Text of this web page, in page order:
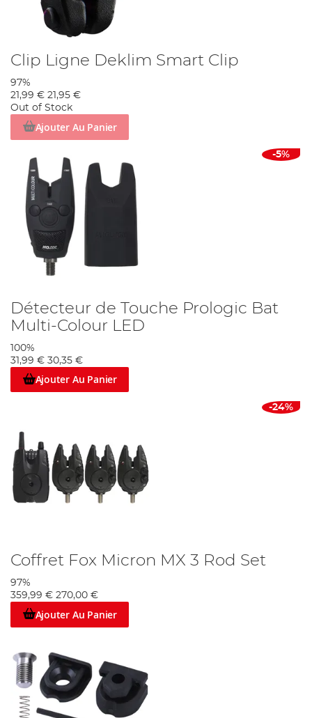
Clip Ligne Deklim Smart Clip
97%
21,99 € 21,95 €
Out of Stock
Ajouter Au Panier
-5%
Détecteur de Touche Prologic Bat
Multi-Colour LED
100%
31,99 € 30,35 €
Ajouter Au Panier
-24%
Coffret Fox Micron MX 3 Rod Set
97%
359,99 € 270,00 €
Ajouter Au Panier